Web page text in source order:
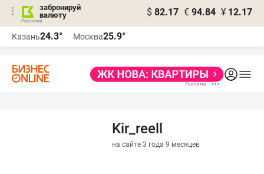
забронируй
валюту
$ 82.17 € 94.84 ¥ 12.17
Казань24.3° Москва25.9°
Kir_reell
на сайте 3 года 9 месяцев